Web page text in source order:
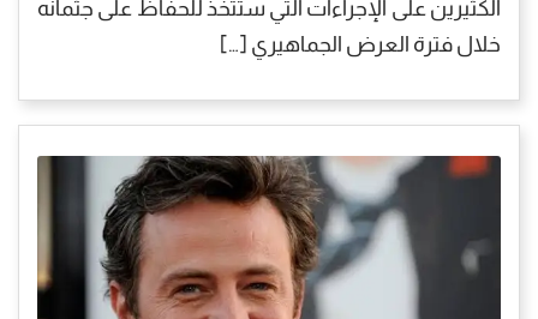
الكثيرين على الإجراءات التي ستتخذ للحفاظ على جثمانه
خلال فترة العرض الجماهيري […]